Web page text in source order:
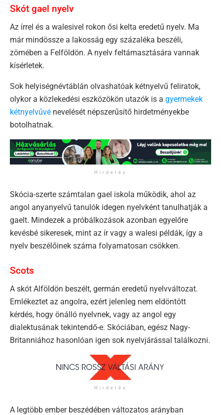
Skót gael nyelv
Az írrel és a walesivel rokon ősi kelta eredetű nyelv. Ma
már mindössze a lakosság egy százaléka beszéli,
zömében a Felföldön. A nyelv feltámasztására vannak
kísérletek.
Sok helyiségnévtáblán olvashatóak kétnyelvű feliratok,
olykor a közlekedési eszközökön utazók is a gyermekek
kétnyelvűvé nevelését népszerűsítő hirdetményekbe
botolhatnak.
Hirdetés
Skócia-szerte számtalan gael iskola működik, ahol az
angol anyanyelvű tanulók idegen nyelvként tanulhatják a
gaelt. Mindezek a próbálkozások azonban egyelőre
kevésbé sikeresek, mint az ír vagy a walesi példák, így a
nyelv beszélőinek száma folyamatosan csökken.
Scots
A skót Alföldön beszélt, germán eredetű nyelvváltozat.
Emlékeztet az angolra, ezért jelenleg nem eldöntött
kérdés, hogy önálló nyelvnek, vagy az angol egy
dialektusának tekintendő-e. Skóciában, egész Nagy-
Britanniához hasonlóan igen sok nyelvjárással találkozni.
Hirdetés
A legtöbb ember beszédében változatos arányban